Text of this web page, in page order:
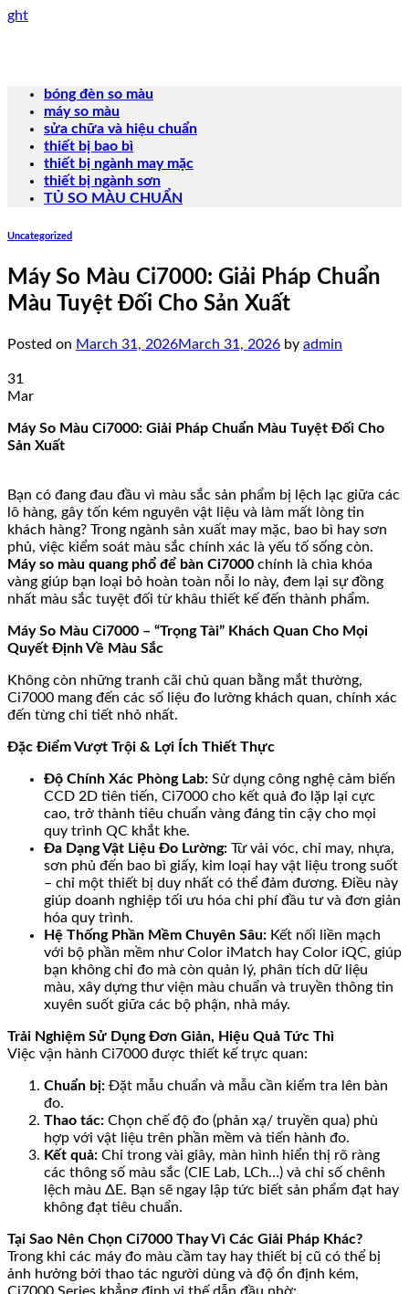
Skip
ght
bóng đèn so màu
máy so màu
sửa chữa và hiệu chuẩn
thiết bị bao bì
thiết bị ngành may mặc
thiết bị ngành sơn
TỦ SO MÀU CHUẨN
Uncategorized
Máy So Màu Ci7000: Giải Pháp Chuẩn
Màu Tuyệt Đối Cho Sản Xuất
Posted on March 31, 2026March 31, 2026 by admin
31
Mar
Máy So Màu Ci7000: Giải Pháp Chuẩn Màu Tuyệt Đối Cho
Sản Xuất
Bạn có đang đau đầu vì màu sắc sản phẩm bị lệch lạc giữa các
lô hàng, gây tốn kém nguyên vật liệu và làm mất lòng tin
khách hàng? Trong ngành sản xuất may mặc, bao bì hay sơn
phủ, việc kiểm soát màu sắc chính xác là yếu tố sống còn.
Máy so màu quang phổ để bàn Ci7000 chính là chìa khóa
vàng giúp bạn loại bỏ hoàn toàn nỗi lo này, đem lại sự đồng
nhất màu sắc tuyệt đối từ khâu thiết kế đến thành phẩm.
Máy So Màu Ci7000 – “Trọng Tài” Khách Quan Cho Mọi
Quyết Định Về Màu Sắc
Không còn những tranh cãi chủ quan bằng mắt thường,
Ci7000 mang đến các số liệu đo lường khách quan, chính xác
đến từng chi tiết nhỏ nhất.
Đặc Điểm Vượt Trội & Lợi Ích Thiết Thực
Độ Chính Xác Phòng Lab: Sử dụng công nghệ cảm biến
CCD 2D tiên tiến, Ci7000 cho kết quả đo lặp lại cực
cao, trở thành tiêu chuẩn vàng đáng tin cậy cho mọi
quy trình QC khắt khe.
Đa Dạng Vật Liệu Đo Lường: Từ vải vóc, chỉ may, nhựa,
sơn phủ đến bao bì giấy, kim loại hay vật liệu trong suốt
– chỉ một thiết bị duy nhất có thể đảm đương. Điều này
giúp doanh nghiệp tối ưu hóa chi phí đầu tư và đơn giản
hóa quy trình.
Hệ Thống Phần Mềm Chuyên Sâu: Kết nối liền mạch
với bộ phần mềm như Color iMatch hay Color iQC, giúp
bạn không chỉ đo mà còn quản lý, phân tích dữ liệu
màu, xây dựng thư viện màu chuẩn và truyền thông tin
xuyên suốt giữa các bộ phận, nhà máy.
Trải Nghiệm Sử Dụng Đơn Giản, Hiệu Quả Tức Thì
Việc vận hành Ci7000 được thiết kế trực quan:
Chuẩn bị: Đặt mẫu chuẩn và mẫu cần kiểm tra lên bàn
đo.
Thao tác: Chọn chế độ đo (phản xạ/ truyền qua) phù
hợp với vật liệu trên phần mềm và tiến hành đo.
Kết quả: Chỉ trong vài giây, màn hình hiển thị rõ ràng
các thông số màu sắc (CIE Lab, LCh…) và chỉ số chênh
lệch màu ΔE. Bạn sẽ ngay lập tức biết sản phẩm đạt hay
không đạt tiêu chuẩn.
Tại Sao Nên Chọn Ci7000 Thay Vì Các Giải Pháp Khác?
Trong khi các máy đo màu cầm tay hay thiết bị cũ có thể bị
ảnh hưởng bởi thao tác người dùng và độ ổn định kém,